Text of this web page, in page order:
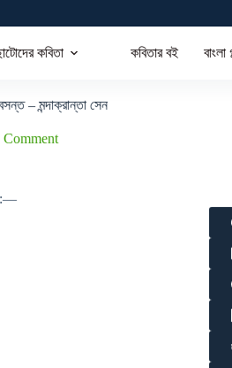
কবিতা কবিতার বই
– মন্দাক্রান্তা সেন
Comment
:—